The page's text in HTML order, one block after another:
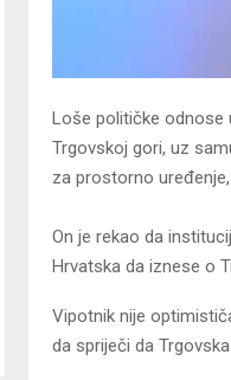
Loše političke odnose
Trgovskoj gori, uz
za prostorno
On je rekao da
Hrvatska da iznese o
Vipotnik nije
da spriječi da